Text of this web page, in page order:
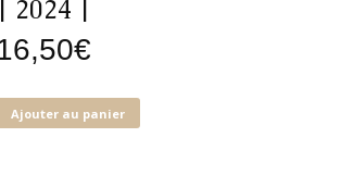
| 2024 |
€
Ajouter au panier